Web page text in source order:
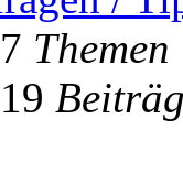
Themen